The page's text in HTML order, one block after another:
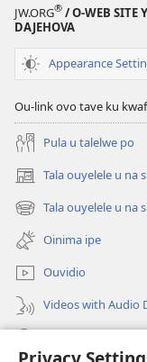
JW.ORG® / O-WEB SITE
DAJEHOVA
Appearance
Ou-link ovo tave ku
Pula u talelwe po
Tala ouyelele u na
(patulula
epandja
lipe)
Tala ouyelele u na
(patulula
epandja
lipe)
Oinima ipe
Ouvidio
Videos with Audio